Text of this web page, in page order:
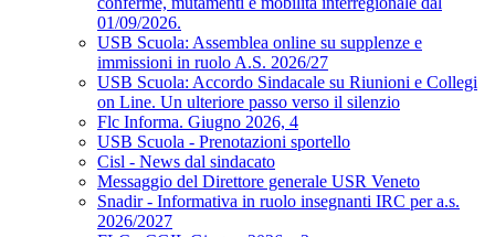
01/09/2026.
USB Scuola: Assemblea online su supplenze e
immissioni in ruolo A.S. 2026/27
USB Scuola: Accordo Sindacale su Riunioni e Collegi
on Line. Un ulteriore passo verso il silenzio
Flc Informa. Giugno 2026, 4
USB Scuola - Prenotazioni sportello
Cisl - News dal sindacato
Messaggio del Direttore generale USR Veneto
Snadir - Informativa in ruolo insegnanti IRC per a.s.
2026/2027